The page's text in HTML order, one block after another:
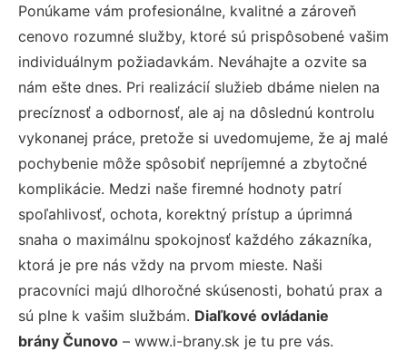
Ponúkame vám profesionálne, kvalitné a zároveň
cenovo rozumné služby, ktoré sú prispôsobené vašim
individuálnym požiadavkám. Neváhajte a ozvite sa
nám ešte dnes. Pri realizácií služieb dbáme nielen na
precíznosť a odbornosť, ale aj na dôslednú kontrolu
vykonanej práce, pretože si uvedomujeme, že aj malé
pochybenie môže spôsobiť nepríjemné a zbytočné
komplikácie. Medzi naše firemné hodnoty patrí
spoľahlivosť, ochota, korektný prístup a úprimná
snaha o maximálnu spokojnosť každého zákazníka,
ktorá je pre nás vždy na prvom mieste. Naši
pracovníci majú dlhoročné skúsenosti, bohatú prax a
sú plne k vašim službám. Diaľkové ovládanie
brány Čunovo – www.i-brany.sk je tu pre vás.